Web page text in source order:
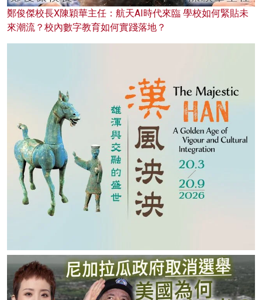
鄭俊傑校長X陳穎華主任：航天AI時代來臨 學校如何緊貼未
來潮流？校內數字教育如何實踐落地？